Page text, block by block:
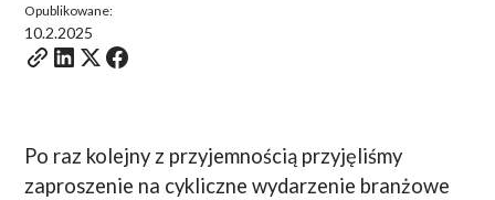
Opublikowane:
10.2.2025
Po raz kolejny z przyjemnością przyjęliśmy
zaproszenie na cykliczne wydarzenie branżowe